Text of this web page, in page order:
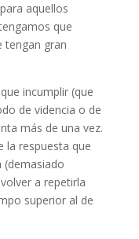
aquellos
que
tengan gran
incumplir (que
de videncia o de
más de una vez.
la respuesta que
(demasiado
a repetirla
superior al de